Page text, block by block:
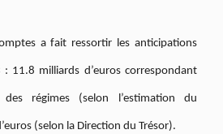
a fait ressortir les anticipations
11.8 milliards d’euros correspondant
régimes (selon l’estimation du
(selon la Direction du Trésor).